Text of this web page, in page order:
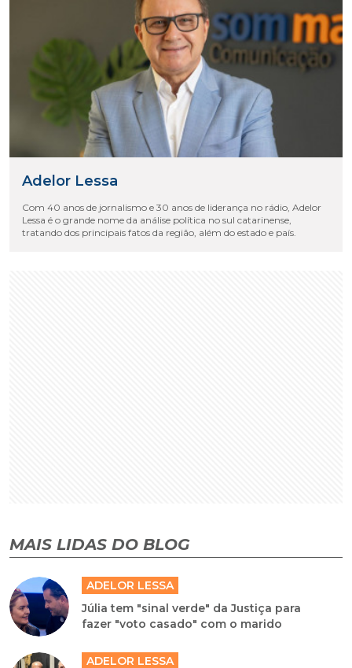
Adelor Lessa
Com 40 anos de jornalismo e 30 anos de liderança no rádio, Adelor
Lessa é o grande nome da análise política no sul catarinense,
tratando dos principais fatos da região, além do estado e país.
MAIS LIDAS DO BLOG
ADELOR LESSA
Júlia tem "sinal verde" da Justiça para
fazer "voto casado" com o marido
ADELOR LESSA